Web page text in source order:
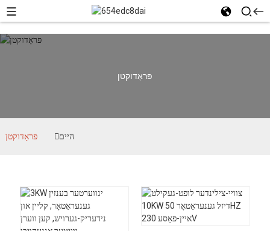
פּראָדוקטן
היים פּראָדוקטן